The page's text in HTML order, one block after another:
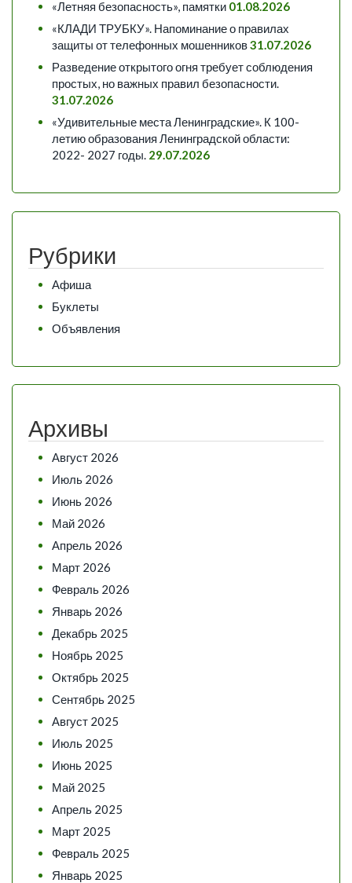
«Летняя безопасность», памятки 01.08.2026
«КЛАДИ ТРУБКУ». Напоминание о правилах
защиты от телефонных мошенников31.07.2026
Разведение открытого огня требует соблюдения
простых, но важных правил безопасности.
31.07.2026
«Удивительные места Ленинградские». К 100-
летию образования Ленинградской области:
2022- 2027 годы. 29.07.2026
Рубрики
Афиша
Буклеты
Объявления
Архивы
Август 2026
Июль 2026
Июнь 2026
Май 2026
Апрель 2026
Март 2026
Февраль 2026
Январь 2026
Декабрь 2025
Ноябрь 2025
Октябрь 2025
Сентябрь 2025
Август 2025
Июль 2025
Июнь 2025
Май 2025
Апрель 2025
Март 2025
Февраль 2025
Январь 2025